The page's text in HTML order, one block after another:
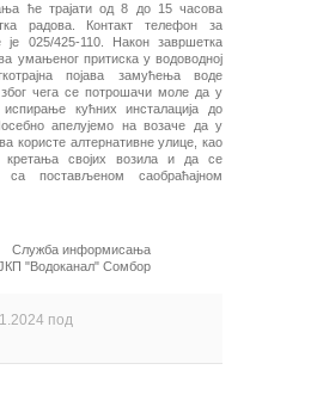
ће трајати од 8 до 15 часова
радова. Контакт телефон за
је 025/425-110. Након завршетка
умањеног притиска у водоводној
појава замућења воде
због чега се потрошачи моле да у
кућних инсталација до
апелујемо на возаче да у
користе алтернативне улице, као
својих возила и да се
постављеном саобраћајном
Служба информисања
"Водоканал" Сомбор
под